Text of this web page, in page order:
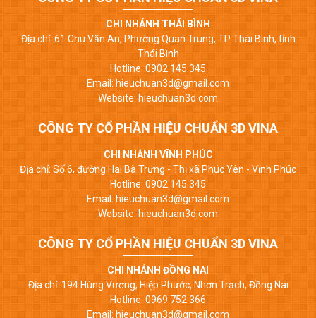
CHI NHÁNH THÁI BÌNH
Địa chỉ: 61 Chu Văn An, Phường Quan Trung, TP Thái Bình, tỉnh
Thái Bình
Hotline: 0902.145.345
Email: hieuchuan3d@gmail.com
Website: hieuchuan3d.com
CÔNG TY CỔ PHẦN HIỆU CHUẨN 3D VINA
CHI NHÁNH VĨNH PHÚC
Địa chỉ: Số 6, đường Hai Bà Trưng - Thị xã Phúc Yên - Vĩnh Phúc
Hotline: 0902.145.345
Email: hieuchuan3d@gmail.com
Website: hieuchuan3d.com
CÔNG TY CỔ PHẦN HIỆU CHUẨN 3D VINA
CHI NHÁNH ĐỒNG NAI
Địa chỉ: 194 Hùng Vương, Hiệp Phước, Nhơn Trạch, Đồng Nai
Hotline: 0969.752.366
Email: hieuchuan3d@gmail.com